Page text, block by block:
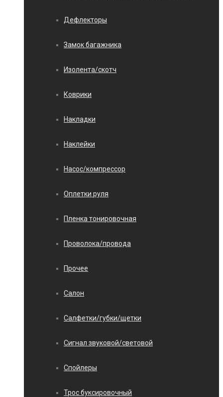
Дефлекторы
Замок багажника
Изолента/скотч
Коврики
Накладки
Наклейки
Насос/компрессор
Оплетки руля
Пленка тонировочная
Проволока/провода
Прочее
Салон
Салфетки/губки/щетки
Сигнал звуковой/световой
Спойлеры
Трос буксировочный